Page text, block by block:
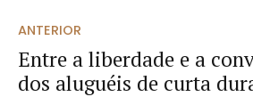
ANTERIOR
Entre a liberdade e a
dos aluguéis de curta